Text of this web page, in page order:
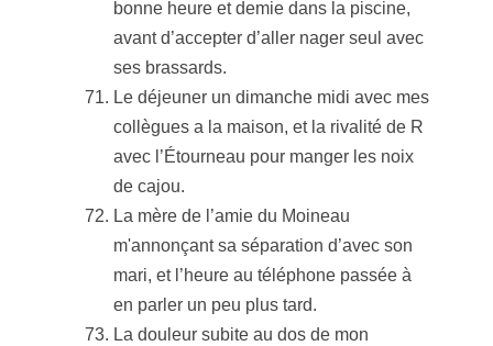
bonne heure et demie dans la piscine,
avant d’accepter d’aller nager seul avec
ses brassards.
Le déjeuner un dimanche midi avec mes
collègues a la maison, et la rivalité de R
avec l’Étourneau pour manger les noix
de cajou.
La mère de l’amie du Moineau
m'annonçant sa séparation d’avec son
mari, et l’heure au téléphone passée à
en parler un peu plus tard.
La douleur subite au dos de mon